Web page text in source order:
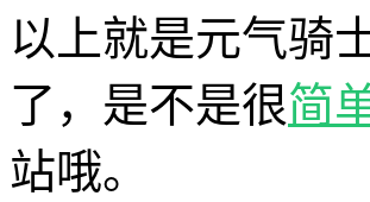
以上就是元气骑
了，是不是很简
站哦。